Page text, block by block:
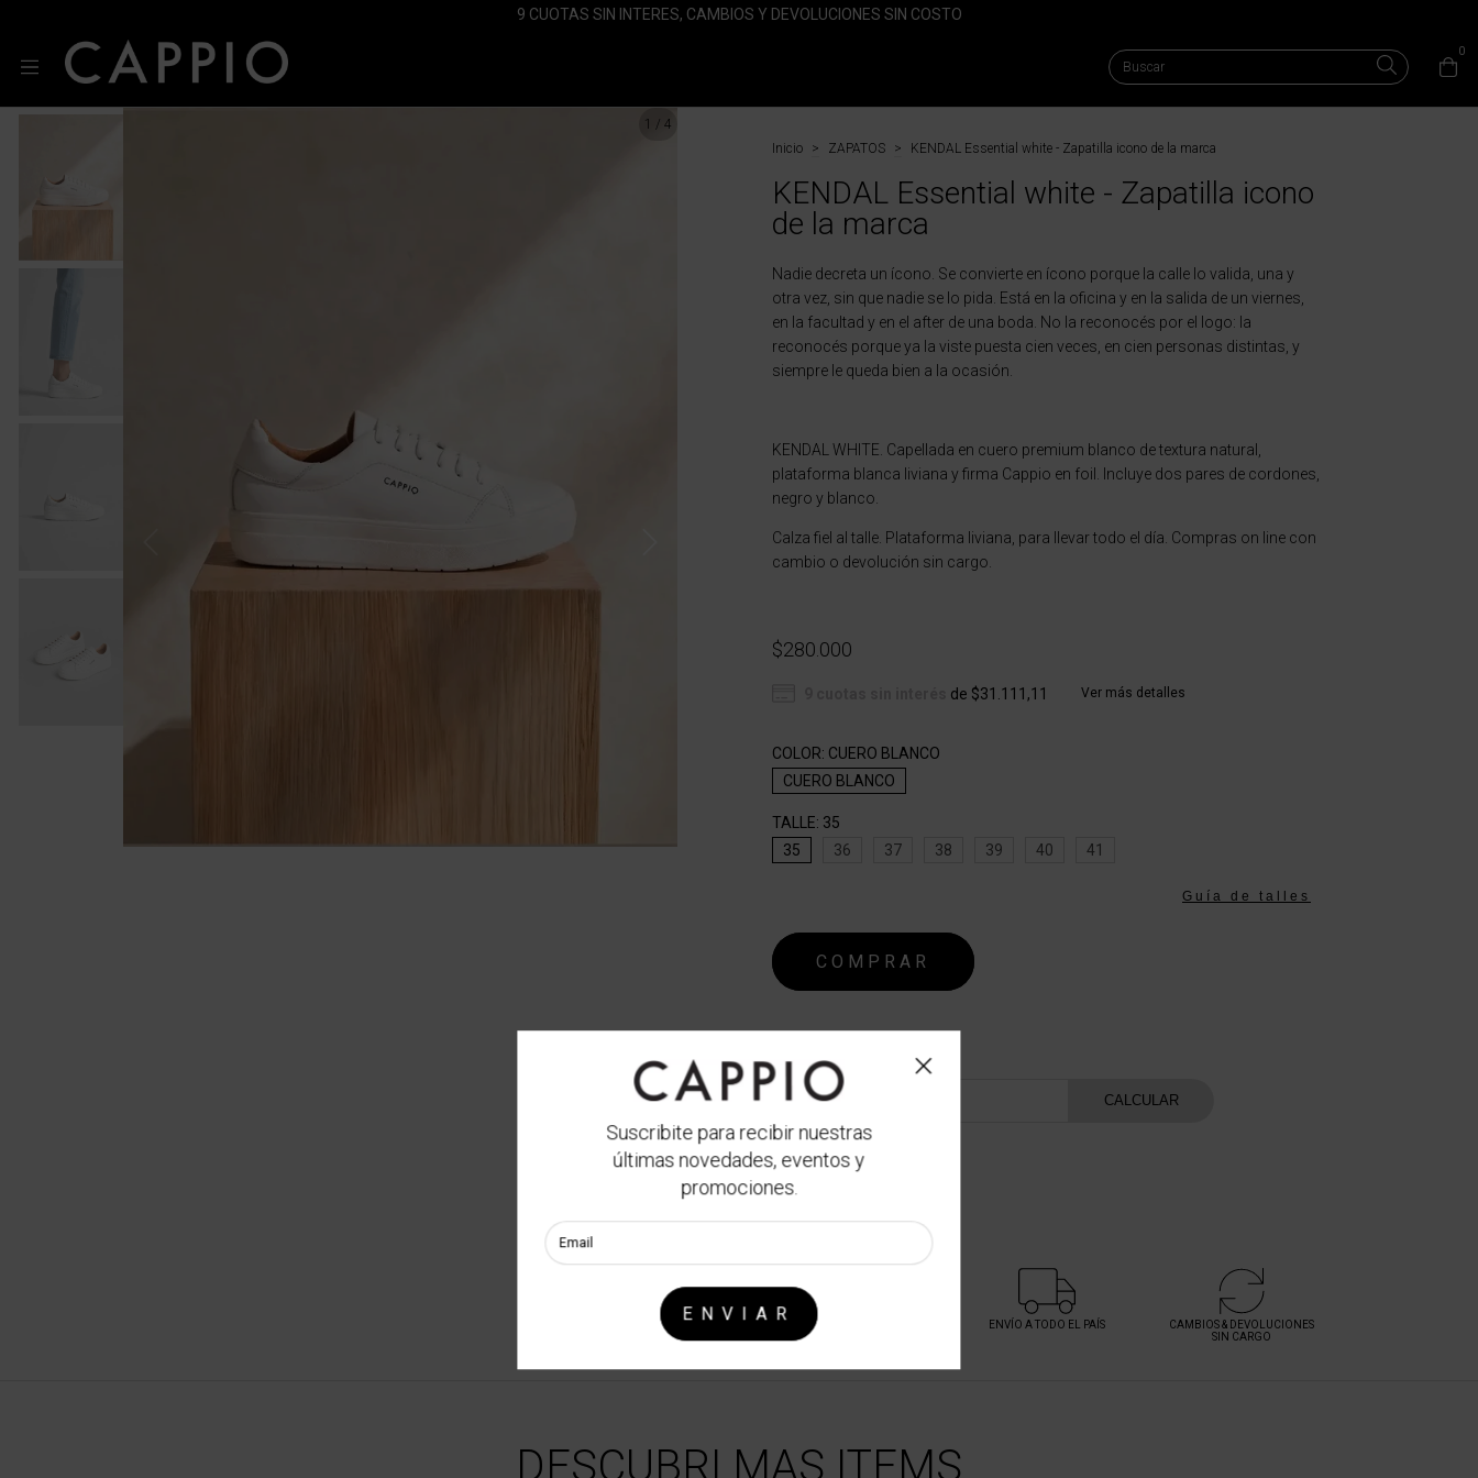
9 CUOTAS SIN INTERES, CAMBIOS Y DEVOLUCIONES SIN COSTO
0
/ 4
Inicio
> ZAPATOS > KENDAL Essential white - Zapatilla icono de la marca
KENDAL Essential white - Zapatilla icono
de la marca
Nadie decreta un ícono. Se convierte en ícono porque la calle lo valida, una y
otra vez, sin que nadie se lo pida. Está en la oficina y en la salida de un viernes,
en la facultad y en el after de una boda. No la reconocés por el logo: la
reconocés porque ya la viste puesta cien veces, en cien personas distintas, y
siempre le queda bien a la ocasión.
KENDAL WHITE. Capellada en cuero premium blanco de textura natural,
plataforma blanca liviana y firma Cappio en foil. Incluye dos pares de cordones,
negro y blanco.
Calza fiel al talle. Plataforma liviana, para llevar todo el día. Compras on line con
cambio o devolución sin cargo.
$280.000
de $31.111,11 Ver más detalles
COLOR: CUERO BLANCO
CUERO BLANCO
TALLE: 35
35
36 37 38 39 40 41
Guía de talles
¡Genial! Tenés envío gratis
CALCULAR
CUOTAS SIN INTERÉS ENVÍO A TODO EL PAÍS
CAMBIOS & DEVOLUCIONES
SIN CARGO
DESCUBRI MAS ITEMS
Suscribite para recibir nuestras
últimas novedades, eventos y
promociones.